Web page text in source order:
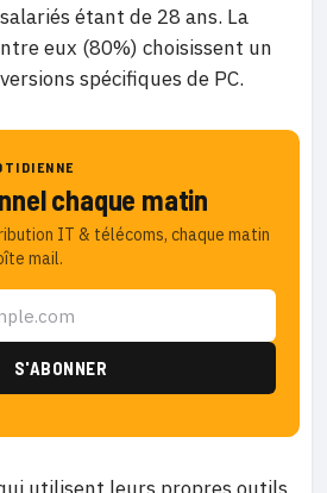
étant de 28 ans. La
eux (80%) choisissent un
spécifiques de PC.
chaque matin
IT & télécoms, chaque matin
mail.